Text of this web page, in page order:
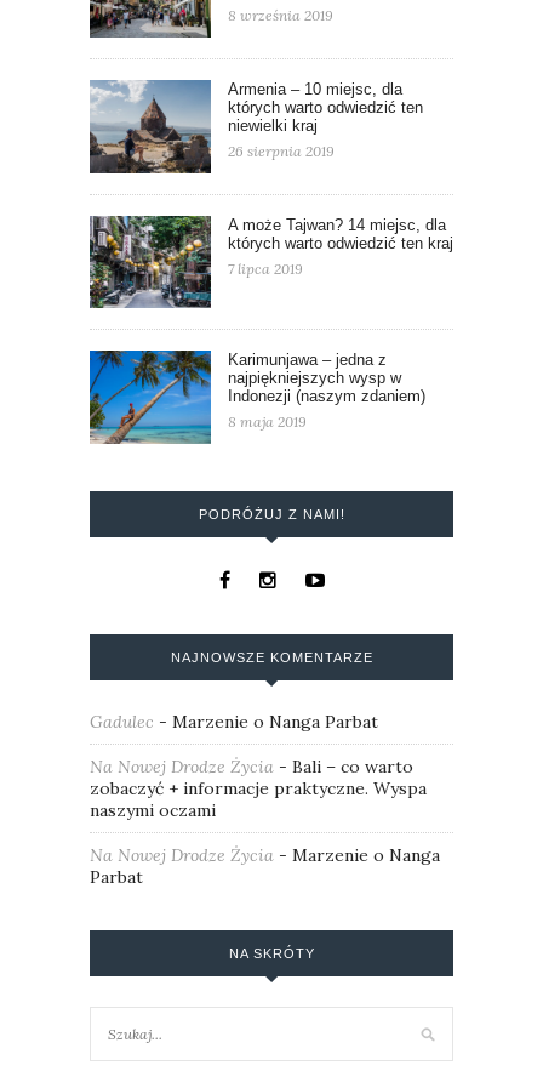
8 września 2019
Armenia – 10 miejsc, dla
których warto odwiedzić ten
niewielki kraj
26 sierpnia 2019
A może Tajwan? 14 miejsc, dla
których warto odwiedzić ten kraj
7 lipca 2019
Karimunjawa – jedna z
najpiękniejszych wysp w
Indonezji (naszym zdaniem)
8 maja 2019
PODRÓŻUJ Z NAMI!
NAJNOWSZE KOMENTARZE
Gadulec - Marzenie o Nanga Parbat
Na Nowej Drodze Życia - Bali – co warto
zobaczyć + informacje praktyczne. Wyspa
naszymi oczami
Na Nowej Drodze Życia - Marzenie o Nanga
Parbat
NA SKRÓTY